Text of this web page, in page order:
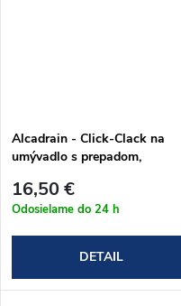
Alcadrain - Click-Clack na
umývadlo s prepadom,
prevedení (A391)
16,50 €
Odosielame do 24 h
DETAIL